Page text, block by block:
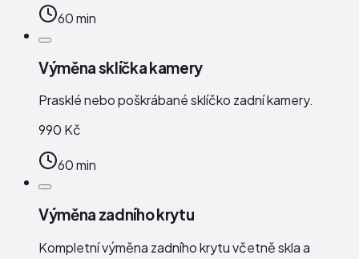
60 min
Výměna sklíčka kamery
Prasklé nebo poškrábané sklíčko zadní kamery.
990 Kč
60 min
Výměna zadního krytu
Kompletní výměna zadního krytu včetně skla a